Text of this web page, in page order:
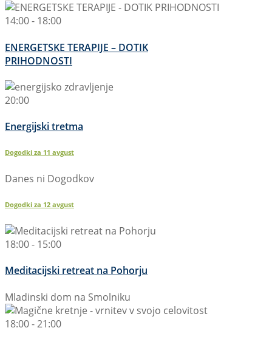
14:00 - 18:00
ENERGETSKE TERAPIJE – DOTIK
PRIHODNOSTI
20:00
Energijski tretma
Dogodki za 11 avgust
Danes ni Dogodkov
Dogodki za 12 avgust
18:00 - 15:00
Meditacijski retreat na Pohorju
Mladinski dom na Smolniku
18:00 - 21:00